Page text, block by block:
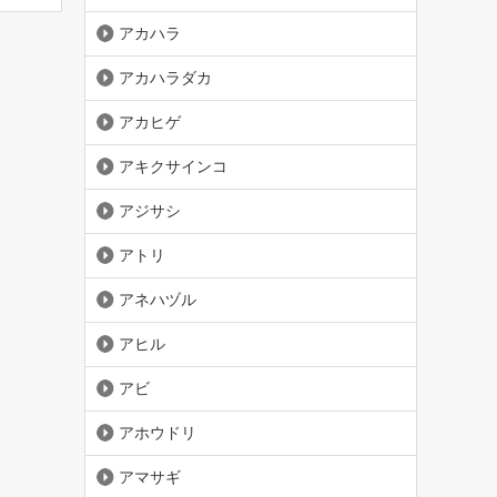
アカハラ
アカハラダカ
アカヒゲ
アキクサインコ
アジサシ
アトリ
アネハヅル
アヒル
アビ
アホウドリ
アマサギ